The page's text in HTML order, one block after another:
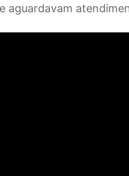
aguardavam